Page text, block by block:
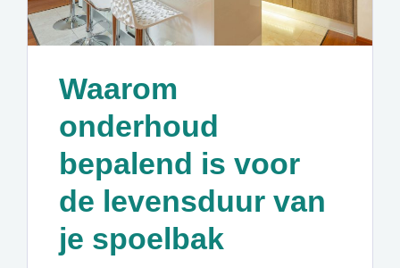
Waarom
onderhoud
bepalend is voor
de levensduur van
je spoelbak